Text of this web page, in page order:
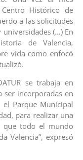
Histórico de
a las solicitudes
universidades (…) En
de Valencia,
vida como enfocó
se trabaja en
ser incorporadas en
el Parque Municipal
para realizar una
que todo el mundo
Valencia”, expresó